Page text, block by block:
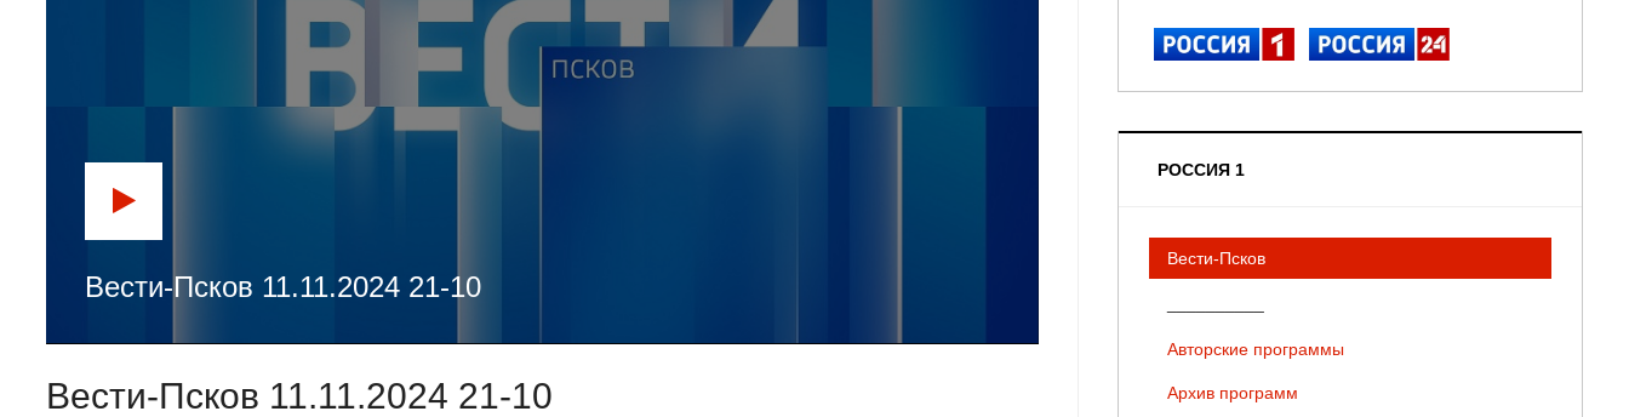
Вести-Псков 11.11.2024 21-10
Вести-Псков 11.11.2024 21-10
РОССИЯ 1
Вести-Псков
Авторские программы
Архив программ